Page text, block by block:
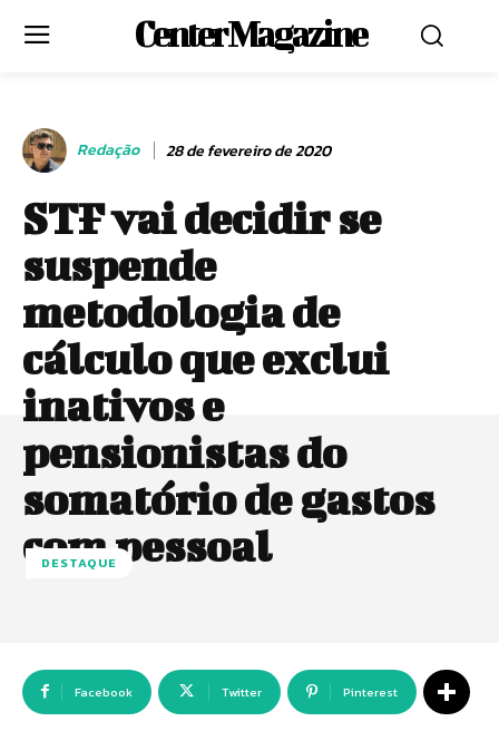
Center Magazine
Redação 28 de fevereiro de 2020
STF vai decidir se
suspende
metodologia de
cálculo que exclui
inativos e
pensionistas do
somatório de gastos
com pessoal
DESTAQUE
Facebook Twitter Pinterest